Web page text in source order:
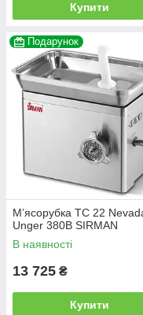
Купити
Подарунок
М’ясорубка TC 22
Unger 380В SIRMAN
В наявності
13 725 ₴
Купити